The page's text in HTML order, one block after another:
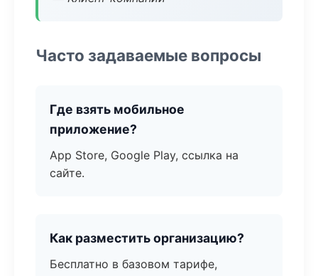
Часто задаваемые вопросы
Где взять мобильное
приложение?
App Store, Google Play, ссылка на
сайте.
Как разместить организацию?
Бесплатно в базовом тарифе,